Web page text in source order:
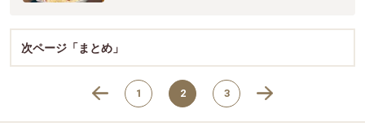
次ページ「まとめ」
1 2 3